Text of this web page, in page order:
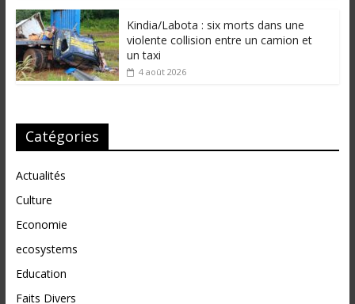
Kindia/Labota : six morts dans une
violente collision entre un camion et
un taxi
4 août 2026
Catégories
Actualités
Culture
Economie
ecosystems
Education
Faits Divers